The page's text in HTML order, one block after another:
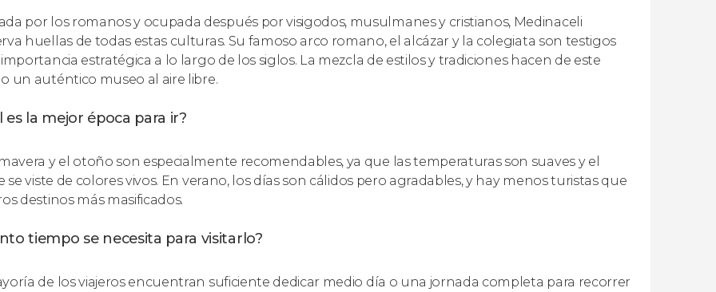
por los romanos y ocupada después por visigodos, musulmanes y cristianos, Medinaceli
huellas de todas estas culturas. Su famoso arco romano, el alcázar y la colegiata son testigos
estratégica a lo largo de los siglos. La mezcla de estilos y tradiciones hacen de este
un auténtico museo al aire libre.
es la mejor época para ir?
y el otoño son especialmente recomendables, ya que las temperaturas son suaves y el
se viste de colores vivos. En verano, los días son cálidos pero agradables, y hay menos turistas que
destinos más masificados.
tiempo se necesita para visitarlo?
de los viajeros encuentran suficiente dedicar medio día o una jornada completa para recorrer